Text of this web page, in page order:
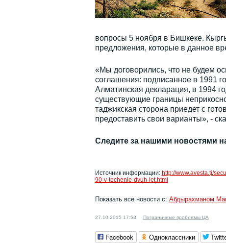
вопросы 5 ноября в Бишкеке.
предложения, которые в данное
«Мы договорились, что не будем
соглашения: подписанное в 1991
Алматинская декларация, в 1994
существующие границы
таджикская сторона приедет с
предоставить свои варианты», -
Следите за нашими новостями
Источник информации: http://www.avesta.tj/
90-v-techenie-dvuh-let.html
Показать все новости с: Абдырахманом
27.10.2015 17:58 Пограничные проблемы ЦА
Facebook Одноклассники